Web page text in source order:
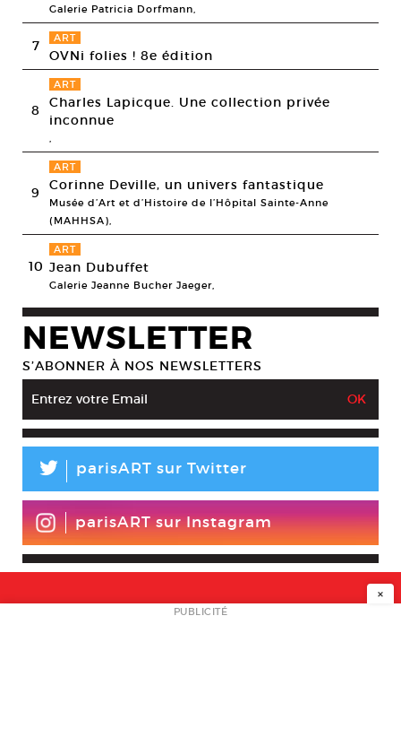
Galerie Patricia Dorfmann,
7 ART
OVNi folies ! 8e édition
8
ART
Charles Lapicque. Une collection privée
inconnue
,
9
ART
Corinne Deville, un univers fantastique
Musée d’Art et d’Histoire de l’Hôpital Sainte-Anne
(MAHHSA),
10
ART
Jean Dubuffet
Galerie Jeanne Bucher Jaeger,
NEWSLETTER
S’ABONNER À NOS NEWSLETTERS
L parisART sur Twitter
parisART sur Instagram
NEWSLETTER
×
PUBLICITÉ